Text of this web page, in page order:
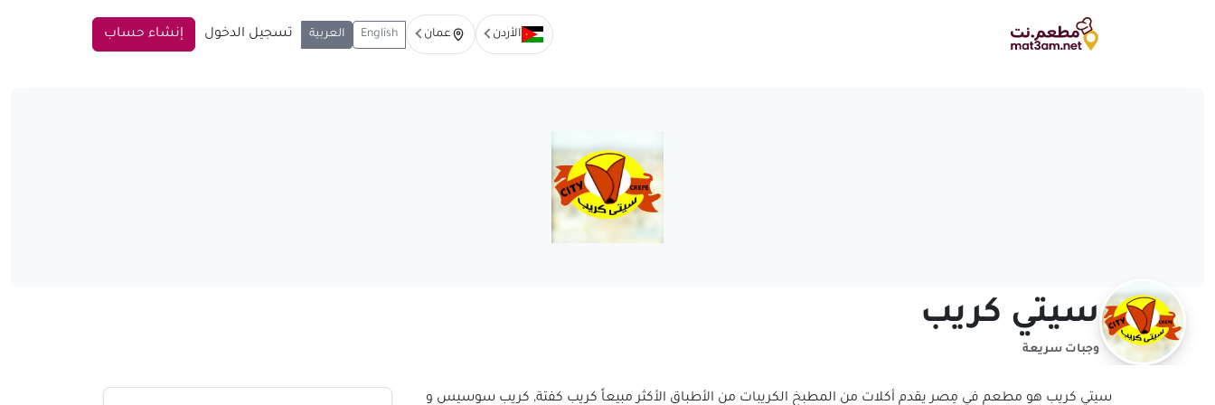
الأردن عمان English العربية تسجيل الدخول إنشاء حساب
سيتي كريب
وجبات سريعة
سيتي كريب هو مطعم في مِصر يقدم أكلات من المطبخ الكريبات من الأطباق الأكثر مبيعاً كريب كفتة, كريب سوسيس و